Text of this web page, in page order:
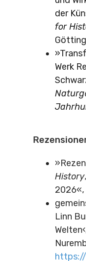
der
for
Werk
History
Linn